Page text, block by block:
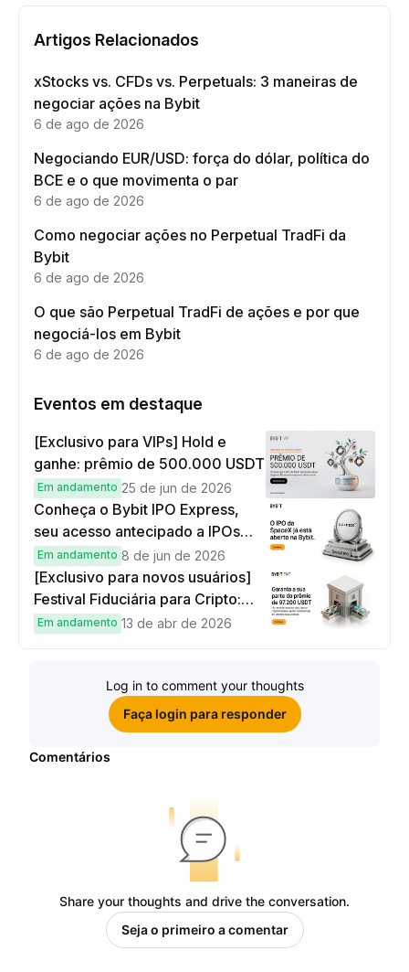
Artigos Relacionados
xStocks vs. CFDs vs. Perpetuals: 3 maneiras de
negociar ações na Bybit
6 de ago de 2026
Negociando EUR/USD: força do dólar, política do
BCE e o que movimenta o par
6 de ago de 2026
Como negociar ações no Perpetual TradFi da
Bybit
6 de ago de 2026
O que são Perpetual TradFi de ações e por que
negociá-los em Bybit
6 de ago de 2026
Eventos em destaque
[Exclusivo para VIPs] Hold e
ganhe: prêmio de 500.000 USDT
Em andamento 25 de jun de 2026
Conheça o Bybit IPO Express,
seu acesso antecipado a IPOs
globais
Em andamento 8 de jun de 2026
[Exclusivo para novos usuários]
Festival Fiduciária para Cripto:
complete tarefas simples e
Em andamento 13 de abr de 2026
Log in to comment your thoughts
Faça login para responder
Comentários
Share your thoughts and drive the conversation.
Seja o primeiro a comentar